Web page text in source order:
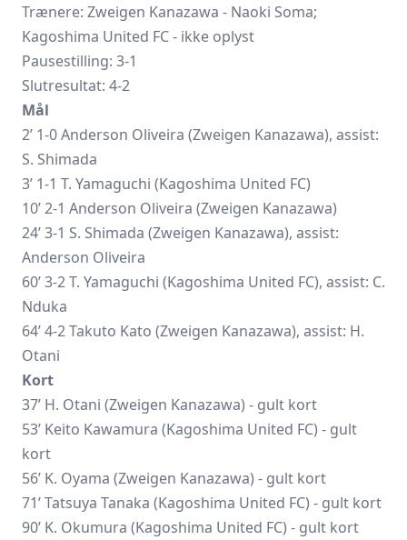
Trænere: Zweigen Kanazawa - Naoki Soma;
Kagoshima United FC - ikke oplyst
Pausestilling: 3-1
Slutresultat: 4-2
Mål
2’ 1-0 Anderson Oliveira (Zweigen Kanazawa), assist:
S. Shimada
3’ 1-1 T. Yamaguchi (Kagoshima United FC)
10’ 2-1 Anderson Oliveira (Zweigen Kanazawa)
24’ 3-1 S. Shimada (Zweigen Kanazawa), assist:
Anderson Oliveira
60’ 3-2 T. Yamaguchi (Kagoshima United FC), assist: C.
Nduka
64’ 4-2 Takuto Kato (Zweigen Kanazawa), assist: H.
Otani
Kort
37’ H. Otani (Zweigen Kanazawa) - gult kort
53’ Keito Kawamura (Kagoshima United FC) - gult
kort
56’ K. Oyama (Zweigen Kanazawa) - gult kort
71’ Tatsuya Tanaka (Kagoshima United FC) - gult kort
90’ K. Okumura (Kagoshima United FC) - gult kort